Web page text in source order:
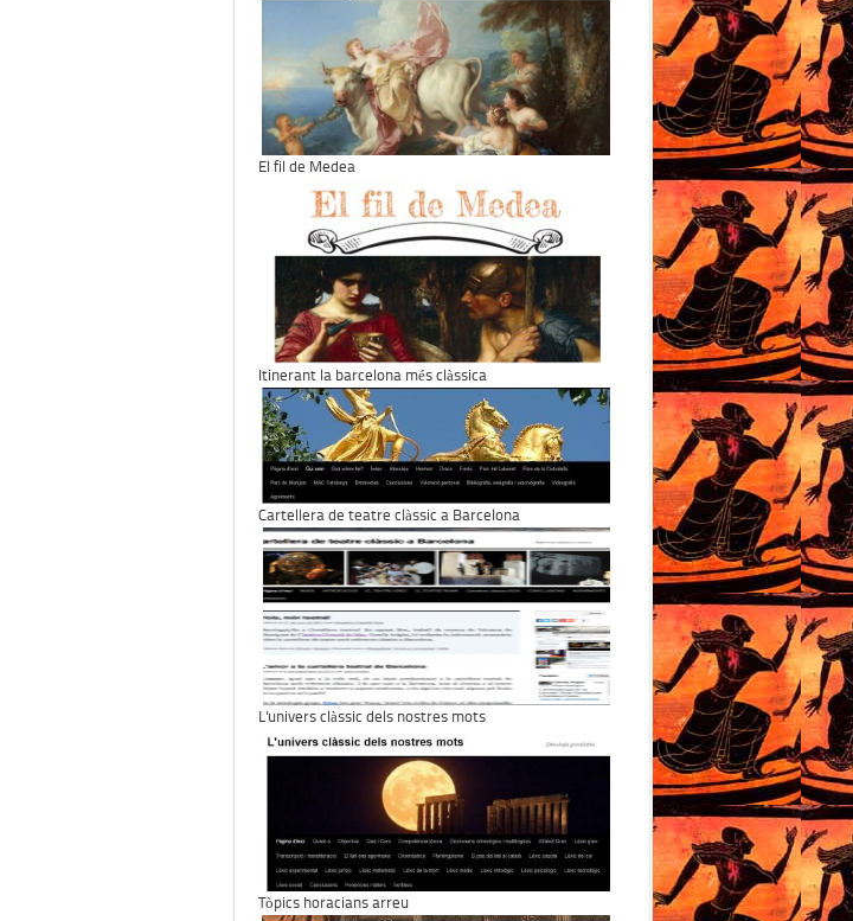
El fil de Medea
Itinerant la barcelona més clàssica
Cartellera de teatre clàssic a Barcelona
L'univers clàssic dels nostres mots
Tòpics horacians arreu